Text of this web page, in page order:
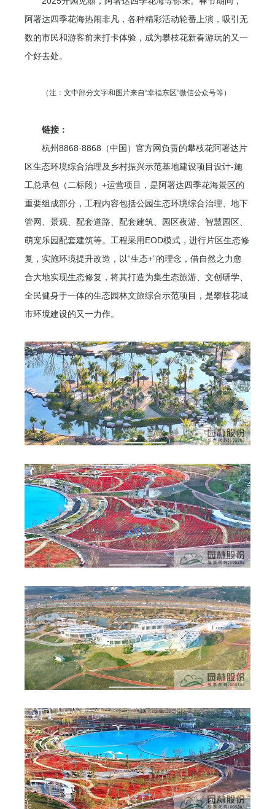
阿署达四季花海热闹非凡，各种精彩活动轮番上演，吸引无
数的市民和游客前来打卡体验，成为攀枝花新春游玩的又一
个好去处。
（注：文中部分文字和图片来自“幸福东区”微信公众号等）
链接：
杭州8868·8868（中国）官方网负责的攀枝花阿署达片
区生态环境综合治理及乡村振兴示范基地建设项目设计-施
工总承包（二标段）+运营项目，是阿署达四季花海景区的
重要组成部分，工程内容包括公园生态环境综合治理、地下
管网、景观、配套道路、配套建筑、园区夜游、智慧园区、
萌宠乐园配套建筑等。工程采用EOD模式，进行片区生态修
复，实施环境提升改造，以“生态+”的理念，借自然之力愈
合大地实现生态修复，将其打造为集生态旅游、文创研学、
全民健身于一体的生态园林文旅综合示范项目，是攀枝花城
市环境建设的又一力作。